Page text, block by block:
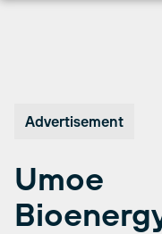
Advertisement
Umoe